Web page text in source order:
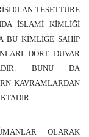
0LAN TESETTÜRE
İSLAMİ KİMLİĞİ
BU KİMLİĞE SAHİP
DÖRT DUVAR
BUNU DA
KAVRAMLARDAN
OLARAK